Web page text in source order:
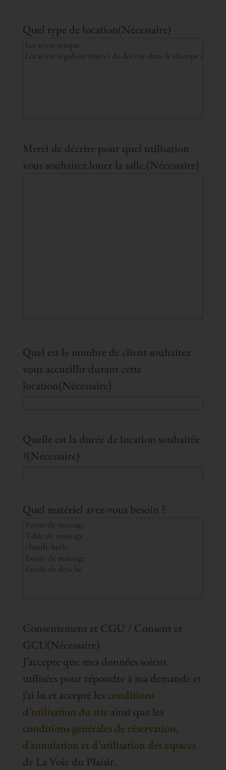
Quel type de location(Nécessaire)
Merci de décrire pour quel utilisation
vous souhaitez louer la salle.(Nécessaire)
Quel est le nombre de client souhaitez
vous accueillir durant cette
location(Nécessaire)
Quelle est la durée de location souhaitée
?(Nécessaire)
Quel matériel avez-vous besoin ?
Consentement et CGU / Consent et
GCU(Nécessaire)
J’accepte que mes données soient
utilisées pour répondre à ma demande et
j’ai lu et accepté les conditions
d’utilisation du site ainsi que les
conditions générales de réservation,
d’annulation et d’utilisation des espaces
de La Voie du Plaisir.